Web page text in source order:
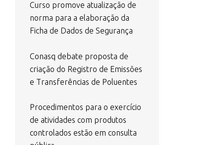
Curso promove atualização de
norma para a elaboração da
Ficha de Dados de Segurança
Conasq debate proposta de
criação do Registro de Emissões
e Transferências de Poluentes
Procedimentos para o exercício
de atividades com produtos
controlados estão em consulta